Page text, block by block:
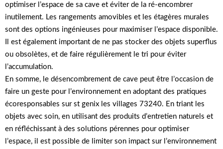
optimiser l’espace de sa cave et éviter de la ré-encombrer
inutilement. Les rangements amovibles et les étagères murales
sont des options ingénieuses pour maximiser l’espace disponible.
Il est également important de ne pas stocker des objets superflus
ou obsolètes, et de faire régulièrement le tri pour éviter
l’accumulation.
En somme, le désencombrement de cave peut être l’occasion de
faire un geste pour l’environnement en adoptant des pratiques
écoresponsables sur st genix les villages 73240. En triant les
objets avec soin, en utilisant des produits d’entretien naturels et
en réfléchissant à des solutions pérennes pour optimiser
l’espace, il est possible de limiter son impact sur l’environnement